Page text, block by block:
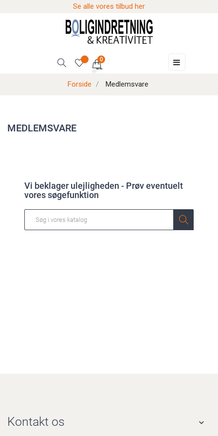
Se alle vores tilbud her
0
Skift
☰
Forside Medlemsvare
MEDLEMSVARE
Vi beklager ulejligheden - Prøv eventuelt
vores søgefunktion
Kontakt os 